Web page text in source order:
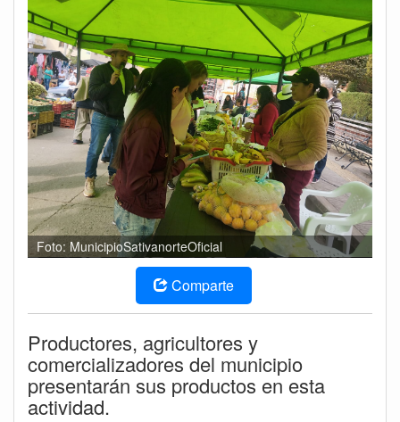
Foto: MunicipioSativanorteOficial
Comparte
Productores, agricultores y
comercializadores del municipio
presentarán sus productos en esta
actividad.